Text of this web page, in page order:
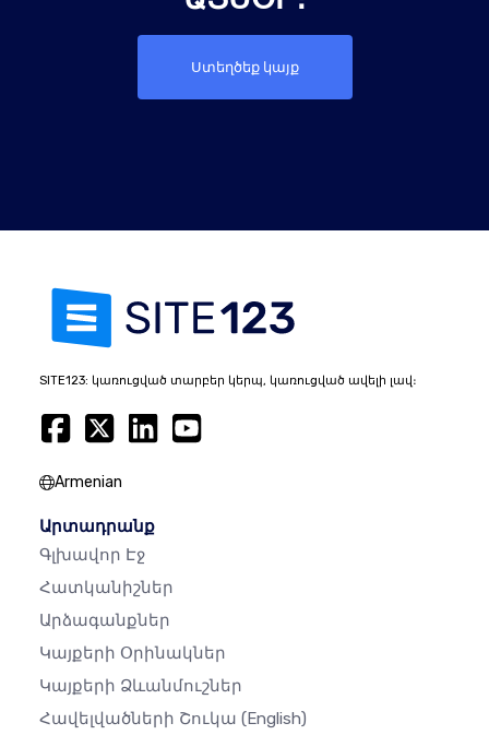
Ստեղծեք կայք
SITE123: կառուցված տարբեր կերպ, կառուցված ավելի լավ։
Armenian
Արտադրանք
Գլխավոր Էջ
Հատկանիշներ
Արձագանքներ
Կայքերի Օրինակներ
Կայքերի Ձևանմուշներ
Հավելվածների Շուկա (English)